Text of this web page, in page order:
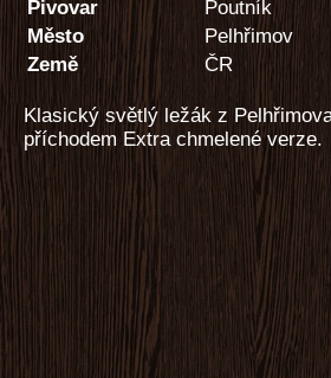
Pivovar
Poutník
Město
Pelhřimov
Země
ČR
Klasický světlý ležák z
příchodem Extra chmelené verze.